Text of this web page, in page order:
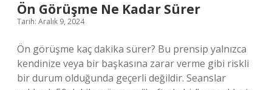
Ön Görüşme Ne Kadar Sürer
Tarih: Aralık 9, 2024
Ön görüşme kaç dakika sürer? Bu prensip yalnızca
kendinize veya bir başkasına zarar verme gibi riskli
bir durum olduğunda geçerli değildir. Seanslar